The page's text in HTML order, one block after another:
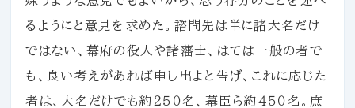
るようにと意見を求めた。諮問先は単に諸大名だけ
ではない、幕府の役人や諸藩士、はては一般の者で
も、良い考えがあれば申し出よと告げ、これに応じた
者は、大名だけでも約２５０名、幕臣ら約４５０名。庶